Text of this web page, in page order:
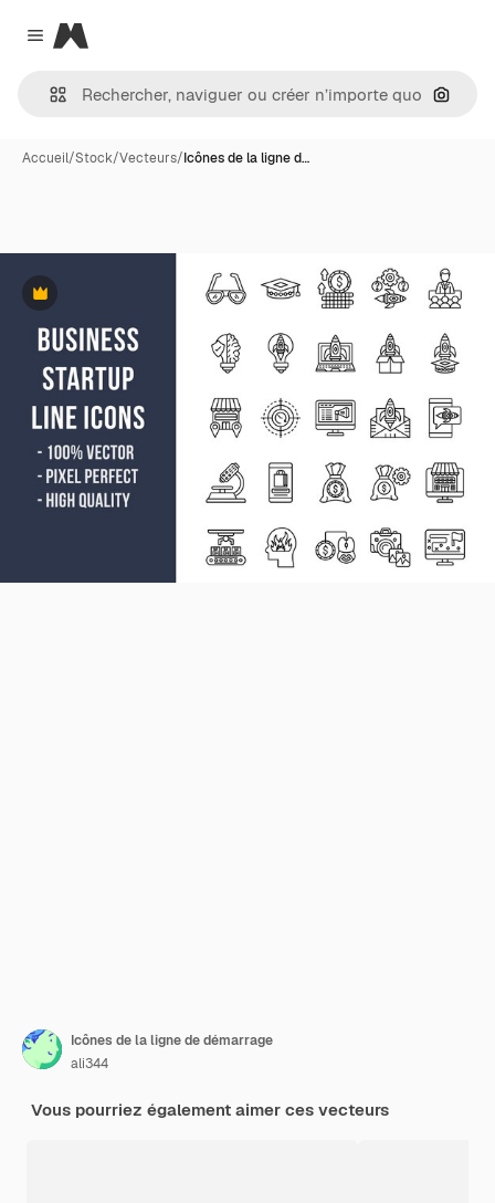
Close menu
Magnific
Accueil/Stock/Vecteurs/Icônes de la ligne d…
Premium
Icônes de la ligne de démarrage
ali344
Vous pourriez également aimer ces vecteurs